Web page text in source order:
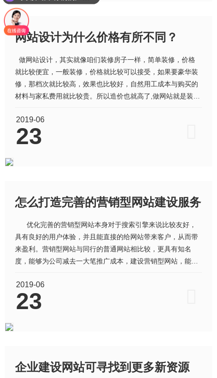
网站设计为什么价格有所不同？
做网站设计，其实就像咱们装修房子一样，简单装修，价格
就比较便宜，一般装修，价格就比较可以接受，如果要豪华装
修，那档次就比较高，效果也比较好，自然用工成本与购买的
材料与家私费用就比较贵。所以造价也就高了,做网站就是装修
较好呢？做为八年东莞网站设计的天英网络公司回答：合理就
好，并不是贵的
2019-06
23
怎么打造完善的营销型网站建设服务
优化完善的营销型网站本身对于搜索引擎来说比较友好，
具有良好的用户体验，并且能直接的给网站带来客户，从而带
来盈利。营销型网站与同行的普通网站相比较，更具有知名
度，能够为公司减去一大笔推广成本，建设营销型网站，能够
引擎关键词排名，从而省去一大笔竞价费用。 当前对于企
业或商家来说，如何做好一个营
2019-06
23
企业建设网站可寻找到更多新资源